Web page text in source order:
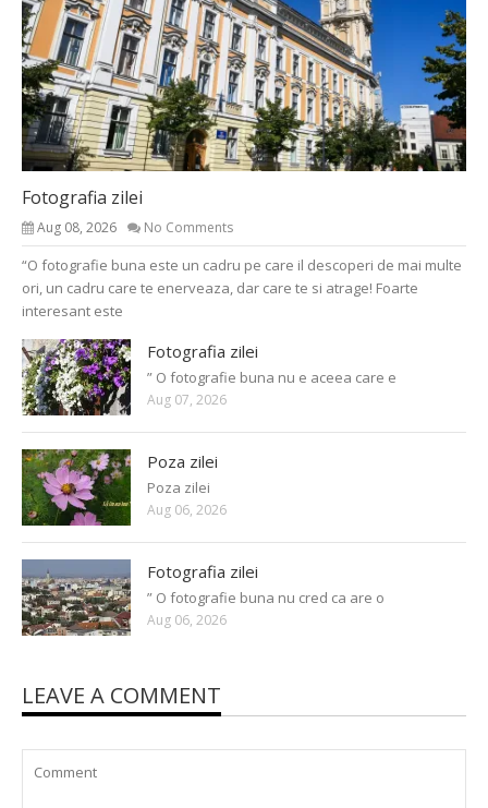
Fotografia zilei
Aug 08, 2026 No Comments
“O fotografie buna este un cadru pe care il descoperi de mai multe
ori, un cadru care te enerveaza, dar care te si atrage! Foarte
interesant este
Fotografia zilei
” O fotografie buna nu e aceea care e
Aug 07, 2026
Poza zilei
Poza zilei
Aug 06, 2026
Fotografia zilei
” O fotografie buna nu cred ca are o
Aug 06, 2026
LEAVE A COMMENT